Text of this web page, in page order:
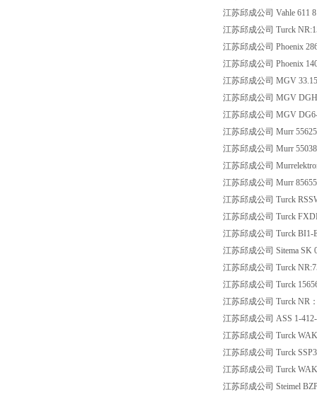
江苏邱成公司 Vahle 611
江苏邱成公司 Turck
江苏邱成公司 Phoenix
江苏邱成公司 Phoenix
江苏邱成公司 MGV
江苏邱成公司 MGV
江苏邱成公司 MGV
江苏邱成公司 Murr 55625
江苏邱成公司 Murr 55038
江苏邱成公司
江苏邱成公司 Murr 85655
江苏邱成公司 Turck
江苏邱成公司 Turck
江苏邱成公司 Turck BI1-
江苏邱成公司 Sitema SK
江苏邱成公司 Turck
江苏邱成公司 Turck
江苏邱成公司 Turck NR
江苏邱成公司 ASS 1-
江苏邱成公司 Turck
江苏邱成公司 Turck
江苏邱成公司 Turck
江苏邱成公司 Steimel